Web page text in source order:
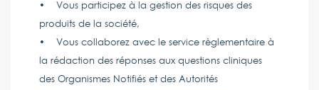
• Vous participez à la gestion des risques des
produits de la société,
• Vous collaborez avec le service règlementaire à
la rédaction des réponses aux questions cliniques
des Organismes Notifiés et des Autorités